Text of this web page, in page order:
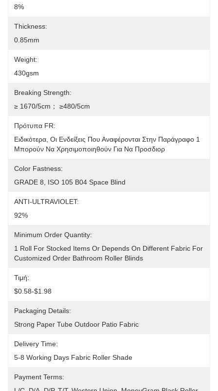
8%
Thickness:
0.85mm
Weight:
430gsm
Breaking Strength:
≥ 1670/5cm； ≥480/5cm
Πρότυπα FR:
Ειδικότερα, Οι Ενδείξεις Που Αναφέρονται Στην Παράγραφο 1
Μπορούν Να Χρησιμοποιηθούν Για Να Προσδιορ
Color Fastness:
GRADE 8, ISO 105 B04 Space Blind
ANTI-ULTRAVIOLET:
92%
Minimum Order Quantity:
1 Roll For Stocked Items Or Depends On Different Fabric For
Customized Order Bathroom Roller Blinds
Τιμή:
$0.58-$1.98
Packaging Details:
Strong Paper Tube Outdoor Patio Fabric
Delivery Time:
5-8 Working Days Fabric Roller Shade
Payment Terms: